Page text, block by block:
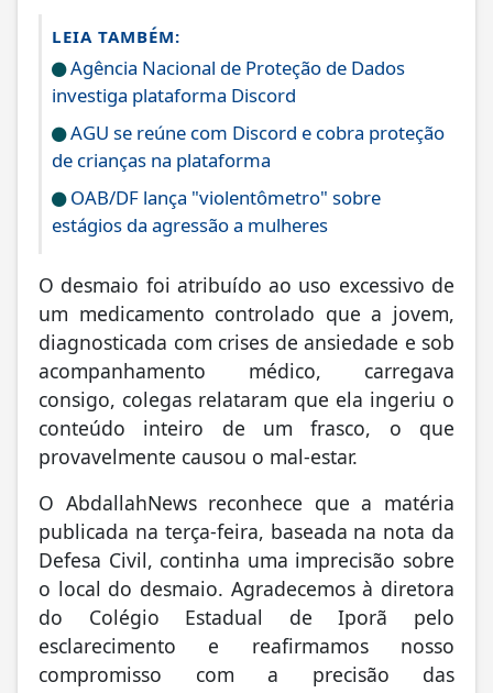
LEIA TAMBÉM:
Agência Nacional de Proteção de Dados
investiga plataforma Discord
AGU se reúne com Discord e cobra proteção
de crianças na plataforma
OAB/DF lança "violentômetro" sobre
estágios da agressão a mulheres
O desmaio foi atribuído ao uso excessivo de
um medicamento controlado que a jovem,
diagnosticada com crises de ansiedade e sob
acompanhamento médico, carregava
consigo, colegas relataram que ela ingeriu o
conteúdo inteiro de um frasco, o que
provavelmente causou o mal-estar.
O AbdallahNews reconhece que a matéria
publicada na terça-feira, baseada na nota da
Defesa Civil, continha uma imprecisão sobre
o local do desmaio. Agradecemos à diretora
do Colégio Estadual de Iporã pelo
esclarecimento e reafirmamos nosso
compromisso com a precisão das